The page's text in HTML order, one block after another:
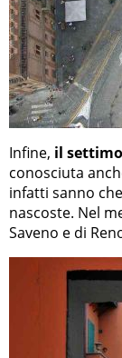
Infine, il
conosciuta
infatti sanno
nascoste. Nel
Saveno e di